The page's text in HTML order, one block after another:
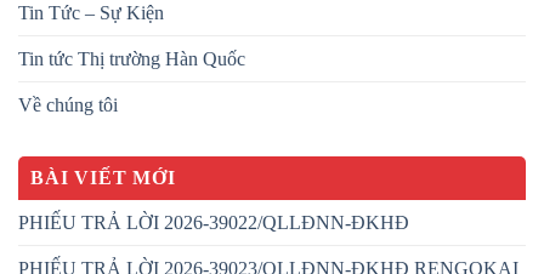
Tin Tức – Sự Kiện
Tin tức Thị trường Hàn Quốc
Về chúng tôi
BÀI VIẾT MỚI
PHIẾU TRẢ LỜI 2026-39022/QLLĐNN-ĐKHĐ
PHIẾU TRẢ LỜI 2026-39023/QLLĐNN-ĐKHĐ RENGOKAI